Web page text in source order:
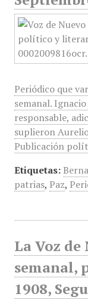
Periódico que
semanal.
responsable,
suplieron
Publicación
Etiquetas:
patrias, Paz,
La Voz de
semanal,
1908,